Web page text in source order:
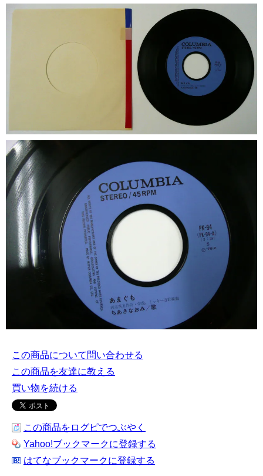
この商品について問い合わせる
この商品を友達に教える
買い物を続ける
この商品をログピでつぶやく
Yahoo!ブックマークに登録する
はてなブックマークに登録する